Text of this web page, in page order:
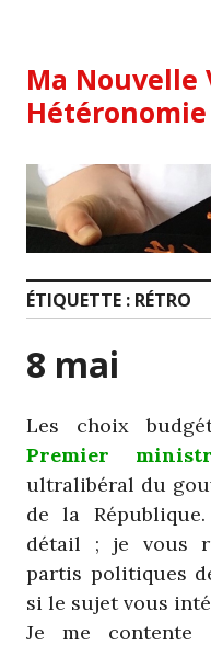
content
Ma Nouvelle
Hétéronomie
ÉTIQUETTE : RÉTRO
8 mai
Les choix
Premier
ultralibéral du
de la
détail ; je vous
partis politiques
si le sujet vous
Je me contente